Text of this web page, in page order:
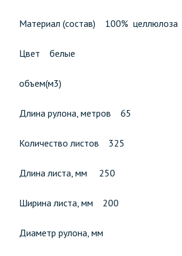
Материал (состав) 100% целлюлоза
Цвет белые
объем(м3)
Длина рулона, метров 65
Количество листов 325
Длина листа, мм 250
Ширина листа, мм 200
Диаметр рулона, мм